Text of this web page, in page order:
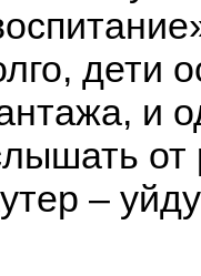
дети
и
от
–